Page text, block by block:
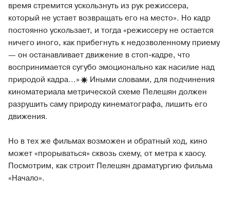
время стремится ускользнуть из рук режиссера,
который не устает возвращать его на место». Но кадр
постоянно ускользает, и тогда «режиссеру не остается
ничего иного, как прибегнуть к недозволенному приему
— он останавливает движение в стоп-кадре, что
воспринимается сугубо эмоционально как насилие над
природой кадра...»
Иными словами, для подчинения
киноматериала метрической схеме Пелешян должен
разрушить саму природу кинематографа, лишить его
движения.
Но в тех же фильмах возможен и обратный ход, кино
может «прорываться» сквозь схему, от метра к хаосу.
Посмотрим, как строит Пелешян драматургию фильма
«Начало».